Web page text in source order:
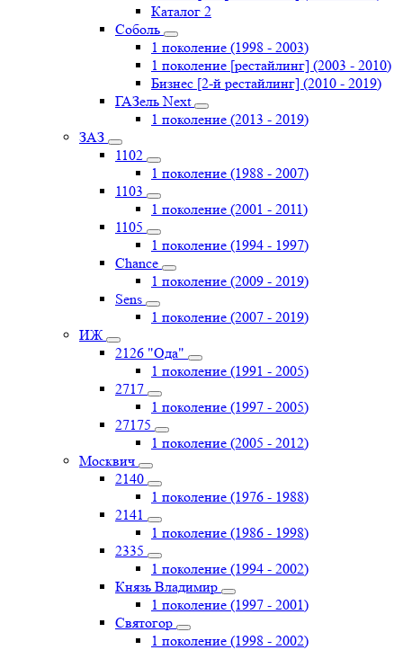
Каталог 2
Соболь
1 поколение (1998 - 2003)
1 поколение [рестайлинг] (2003 - 2010)
Бизнес [2-й рестайлинг] (2010 - 2019)
ГАЗель Next
1 поколение (2013 - 2019)
ЗАЗ
1102
1 поколение (1988 - 2007)
1103
1 поколение (2001 - 2011)
1105
1 поколение (1994 - 1997)
Chance
1 поколение (2009 - 2019)
Sens
1 поколение (2007 - 2019)
ИЖ
2126 "Ода"
1 поколение (1991 - 2005)
2717
1 поколение (1997 - 2005)
27175
1 поколение (2005 - 2012)
Москвич
2140
1 поколение (1976 - 1988)
2141
1 поколение (1986 - 1998)
2335
1 поколение (1994 - 2002)
Князь Владимир
1 поколение (1997 - 2001)
Святогор
1 поколение (1998 - 2002)